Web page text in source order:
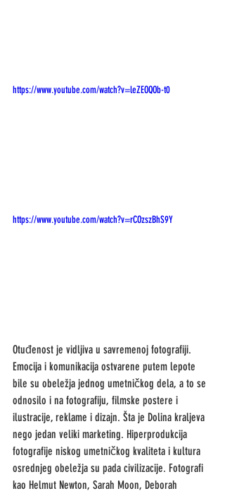
https://www.youtube.com/watch?v=leZEOQOb-t0
https://www.youtube.com/watch?v=rCOzszBhS9Y
Otuđenost je vidljiva u savremenoj fotografiji.
Emocija i komunikacija ostvarene putem lepote
bile su obeležja jednog umetničkog dela, a to se
odnosilo i na fotografiju, filmske postere i
ilustracije, reklame i dizajn. Šta je Dolina kraljeva
nego jedan veliki marketing. Hiperprodukcija
fotografije niskog umetničkog kvaliteta i kultura
osrednjeg obeležja su pada civilizacije. Fotografi
kao Helmut Newton, Sarah Moon, Deborah